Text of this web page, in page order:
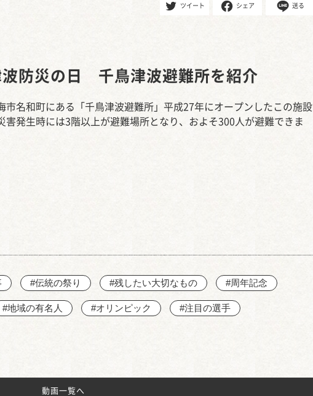
ツイート シェア 送る
波防災の日 千鳥津波避難所を紹介
市名和町にある「千鳥津波避難所」平成27年にオープンしたこの施設
害発生時には3階以上が避難場所となり、およそ300人が避難できま
#伝統の祭り #残したい大切なもの #周年記念
#地域の有名人 #オリンピック #注目の選手
動画一覧へ